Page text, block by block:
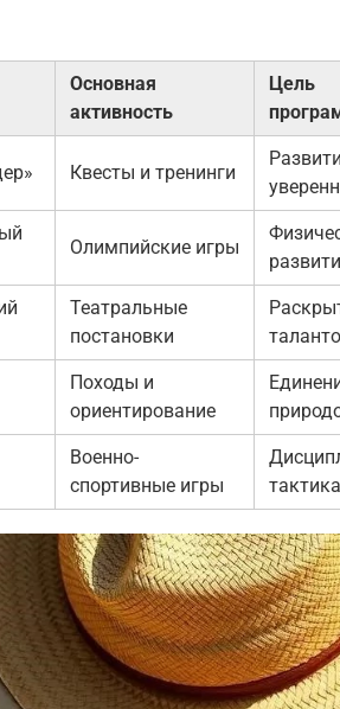
Основная
активность
Цель
Квесты и тренинги
Олимпийские игры
Театральные
постановки
Походы и
ориентирование
Военно-
спортивные игры
тактика